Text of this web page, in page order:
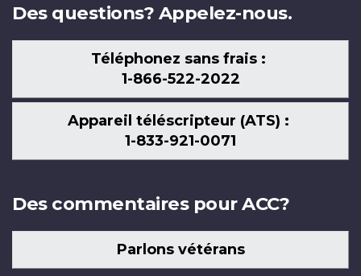
Des questions? Appelez-nous.
Téléphonez sans frais :
1-866-522-2022
Appareil téléscripteur (ATS) :
1-833-921-0071
Des commentaires pour ACC?
Parlons vétérans